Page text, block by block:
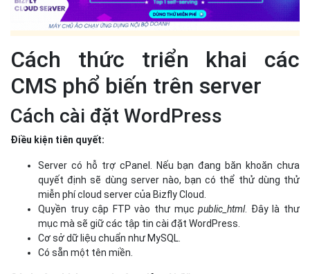
Server có hỗ trợ cPanel. Nếu bạn đang băn khoăn chưa
quyết định sẽ dùng server nào, bạn có thể thử dùng thử
miễn phí cloud server của Bizfly Cloud.
Quyền truy cập FTP vào thư mục
public_html. Đây là thư
mục mà sẽ giữ các tập tin cài đặt WordPress.
Cơ sở dữ liệu chuẩn như MySQL.
Có sẵn một tên miền.
Các bước chính trong hướng dẫn cài đặt:
Bước 1:Upload tập tin WordPress đến
server
Trước tiên, bạn tải về phiên bản mới nhất của WordPress từ
WordPress.org
. Tải lên các tập tin WordPress đến server, có
thể được thực hiện theo hai cách chính:
Cách 1:Tải lên File ZIP WordPress bằng cách sử dụng cPanel File
Manager.